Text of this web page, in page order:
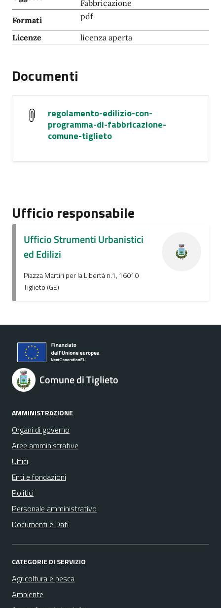
Fabbricazione
Formati
pdf
Licenze licenza aperta
Documenti
regolamento-edilizio-con-
programma-di-fabbricazione-
comune-tiglieto
Ufficio responsabile
Ufficio Strumenti Urbanistici
ed Edilizi
Piazza Martiri per la Libertà n.1, 16010
Tiglieto (GE)
Comune di Tiglieto
AMMINISTRAZIONE
Organi di governo
Aree amministrative
Uffici
Enti e fondazioni
Politici
Personale amministrativo
Documenti e Dati
CATEGORIE DI SERVIZIO
Agricoltura e pesca
Ambiente